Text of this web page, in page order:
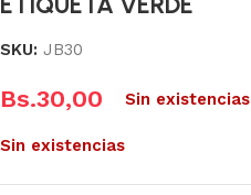
SKU: JB30
Bs.30,00 Sin existencias
Sin existencias